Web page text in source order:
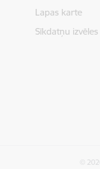
Lapas karte
Sīkdatņu
©